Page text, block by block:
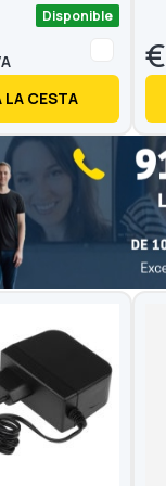
Disponible
LA CESTA
€